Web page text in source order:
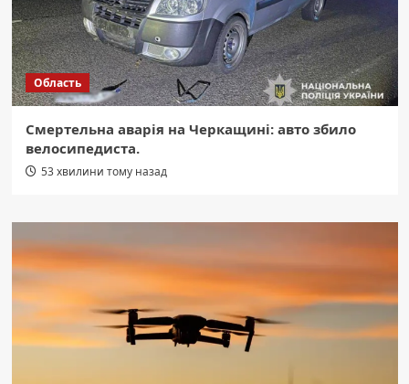
Область
Смертельна аварія на Черкащині: авто збило
велосипедиста.
53 хвилини тому назад